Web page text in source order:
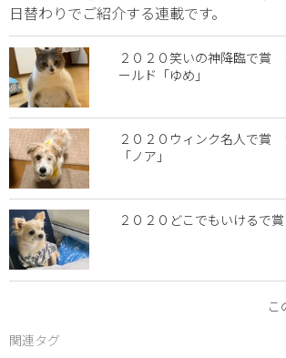
日替わりでご紹介する連載です。
２０２０笑いの神降臨で賞
ールド「ゆめ」
２０２０ウィンク名人で賞
「ノア」
２０２０どこでもいけるで
こ
関連タグ